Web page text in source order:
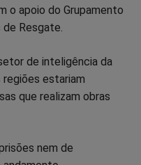
o apoio do Grupamento
Resgate.
de inteligência da
estariam
que realizam obras
nem de